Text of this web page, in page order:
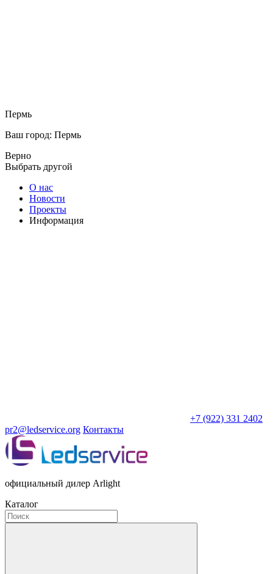
Пермь
Ваш город: Пермь
Верно
Выбрать другой
О нас
Новости
Проекты
Информация
+7 (922) 331 2402
pr2@ledservice.org Контакты
официальный дилер Arlight
Каталог